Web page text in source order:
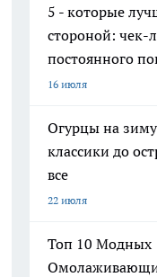
5 - которые
стороной: чек-
постоянного
16 июля
Огурцы на
классики до
все
22 июля
Топ 10 Модных